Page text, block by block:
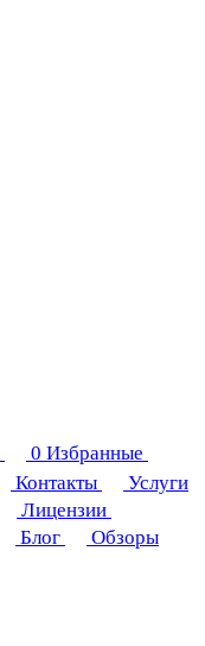
0 Избранные
Контакты
Услуги
Лицензии
Блог
Обзоры